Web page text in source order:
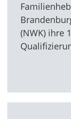
(NWK) ihre